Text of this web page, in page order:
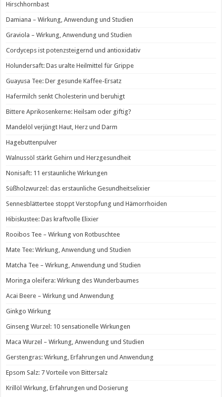
Hirschhornbast
Damiana – Wirkung, Anwendung und Studien
Graviola – Wirkung, Anwendung und Studien
Cordyceps ist potenzsteigernd und antioxidativ
Holundersaft: Das uralte Heilmittel für Grippe
Guayusa Tee: Der gesunde Kaffee-Ersatz
Hafermilch senkt Cholesterin und beruhigt
Bittere Aprikosenkerne: Heilsam oder giftig?
Mandelöl verjüngt Haut, Herz und Darm
Hagebuttenpulver
Walnussöl stärkt Gehirn und Herzgesundheit
Nonisaft: 11 erstaunliche Wirkungen
Süßholzwurzel: das erstaunliche Gesundheitselixier
Sennesblättertee stoppt Verstopfung und Hämorrhoiden
Hibiskustee: Das kraftvolle Elixier
Rooibos Tee – Wirkung von Rotbuschtee
Mate Tee: Wirkung, Anwendung und Studien
Matcha Tee – Wirkung, Anwendung und Studien
Moringa oleifera: Wirkung des Wunderbaumes
Acai Beere – Wirkung und Anwendung
Ginkgo Wirkung
Ginseng Wurzel: 10 sensationelle Wirkungen
Maca Wurzel – Wirkung, Anwendung und Studien
Gerstengras: Wirkung, Erfahrungen und Anwendung
Epsom Salz: 7 Vorteile von Bittersalz
Krillöl Wirkung, Erfahrungen und Dosierung